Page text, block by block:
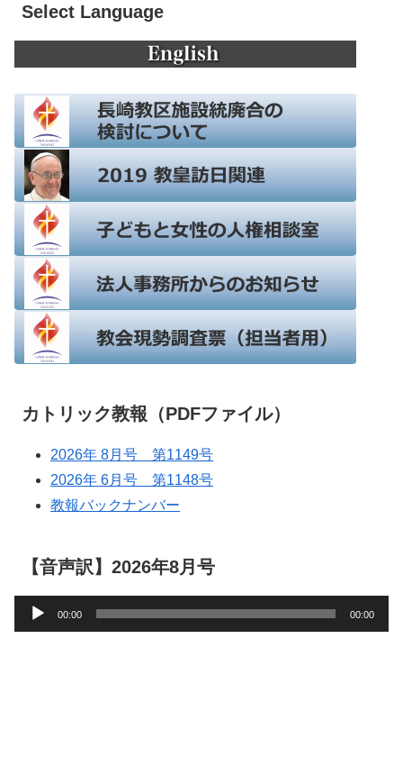
Select Language
カトリック教報（PDFファイル）
2026年 8月号 第1149号
2026年 6月号 第1148号
教報バックナンバー
【音声訳】2026年8月号
声
00:00 00:00